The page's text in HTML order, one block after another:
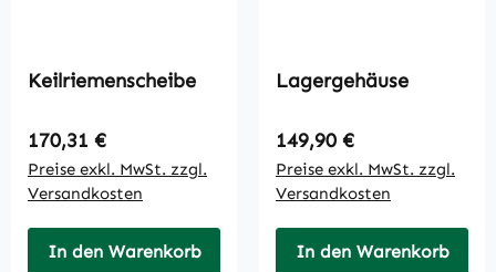
Keilriemenscheibe
Regulärer Preis:
170,31 €
Preise exkl. MwSt. zzgl.
Versandkosten
In den Warenkorb
Lagergehäuse
Regulärer Preis:
149,90 €
Preise exkl. MwSt. zzgl.
Versandkosten
In den Warenkorb